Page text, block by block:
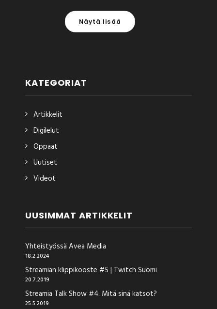
Näytä lisää
KATEGORIAT
Artikkelit
Digilelut
Oppaat
Uutiset
Videot
UUSIMMAT ARTIKKELIT
Yhteistyössä Avea Media
18.2.2024
Streamian klippikooste #5 | Twitch Suomi
20.7.2019
Streamia Talk Show #4: Mitä sinä katsot?
25.5.2019